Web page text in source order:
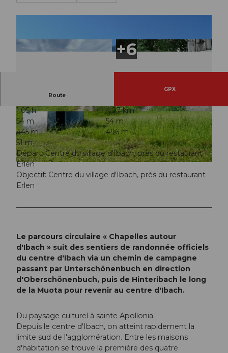
© Gemeinde Schwyz, Erlebnisregion Mythen |
© Erlebnisregion Mythen, Erlebnisregion Mythe
n |
CC-BY
© Erlebnisregion Mythen, Erlebnisregion Mythe
n | CC-BY
Route
GPX
1:05 h
4,27 km
54 m
54 m
445 m
496 m
51 m
Départ: Centre du village d'Ibach, près du restaurant
Erlen
Objectif: Centre du village d'Ibach, près du restaurant
Erlen
Le parcours circulaire « Chapelles autour
d'Ibach » suit des sentiers de randonnée officiels
du centre d'Ibach via un chemin de campagne
passant par Unterschönenbuch en direction
d'Oberschönenbuch, puis de Hinteribach le long
de la Muota pour revenir au centre d'Ibach.
Du paysage culturel à sainte Apollonia :
Depuis le centre d'Ibach, on atteint rapidement la
limite sud de l'agglomération. Entre les maisons
d'habitation se trouve la première des quatre